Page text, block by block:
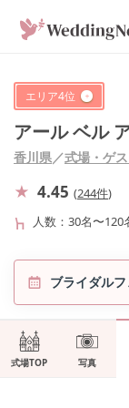
エリア4位
アール ベル
香川県／式場・ゲ
4.45 (244件)
人数
30名〜120
ブライダル
式場TOP 写真